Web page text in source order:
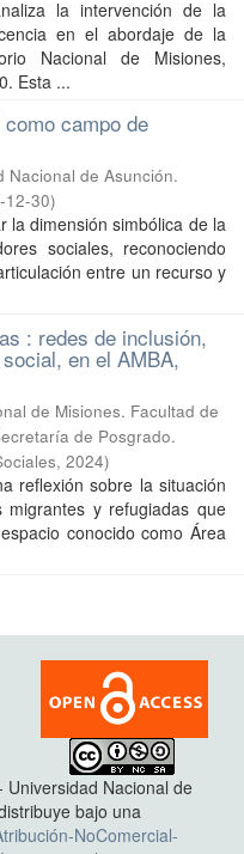
la intervención de la
en el abordaje de la
Nacional de Misiones,
Esta ...
campo de
Nacional de Asunción.
12-30)
la dimensión simbólica de la
sociales, reconociendo
entre un recurso y
: redes de inclusión,
en el AMBA,
de Misiones. Facultad de
de Posgrado.
, 2024)
reflexión sobre la situación
migrantes y refugiadas que
conocido como Área
Universidad Nacional de
bajo una
NoComercial-